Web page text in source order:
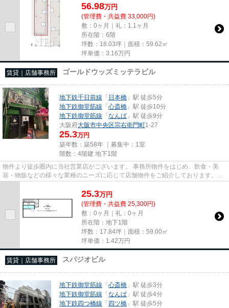
56.98万円
(管理費・共益費 33,000円)
敷：0ヶ月｜礼：1.1ヶ月
所在階：6階
坪数：18.03坪｜面積：59.62㎡
坪単価： 3.16万円
賃貸｜店舗事務所 ゴールドウッズミッテラビル
地下鉄千日前線 「 日本橋 」駅 徒歩5分
地下鉄御堂筋線 「心斎橋 」駅 徒歩10分
地下鉄御堂筋線 「なんば 」駅 徒歩9分
大阪府大阪市中央区宗右衛門町1-27
25.3万円
築年数：築58年 ｜募集中： 1室
階数：4階建 地下1階
物件より徒歩圏内に当社営業店がございます。 事務所物件をはじめ、飲食・美
容・物販などの様々な業種のニーズに応じて店舗物件をご紹介しております。
尚、弊社ではおとり広告は一切...
25.3万円
(管理費・共益費 25,300円)
敷：0ヶ月｜礼：0ヶ月
所在階：地下1階
坪数：17.84坪｜面積：59.00㎡
坪単価： 1.42万円
賃貸｜店舗事務所 スパジオビル
地下鉄御堂筋線 「心斎橋 」駅 徒歩3分
地下鉄御堂筋線 「なんば 」駅 徒歩4分
地下鉄四つ橋線 「四ツ橋 」駅 徒歩5分